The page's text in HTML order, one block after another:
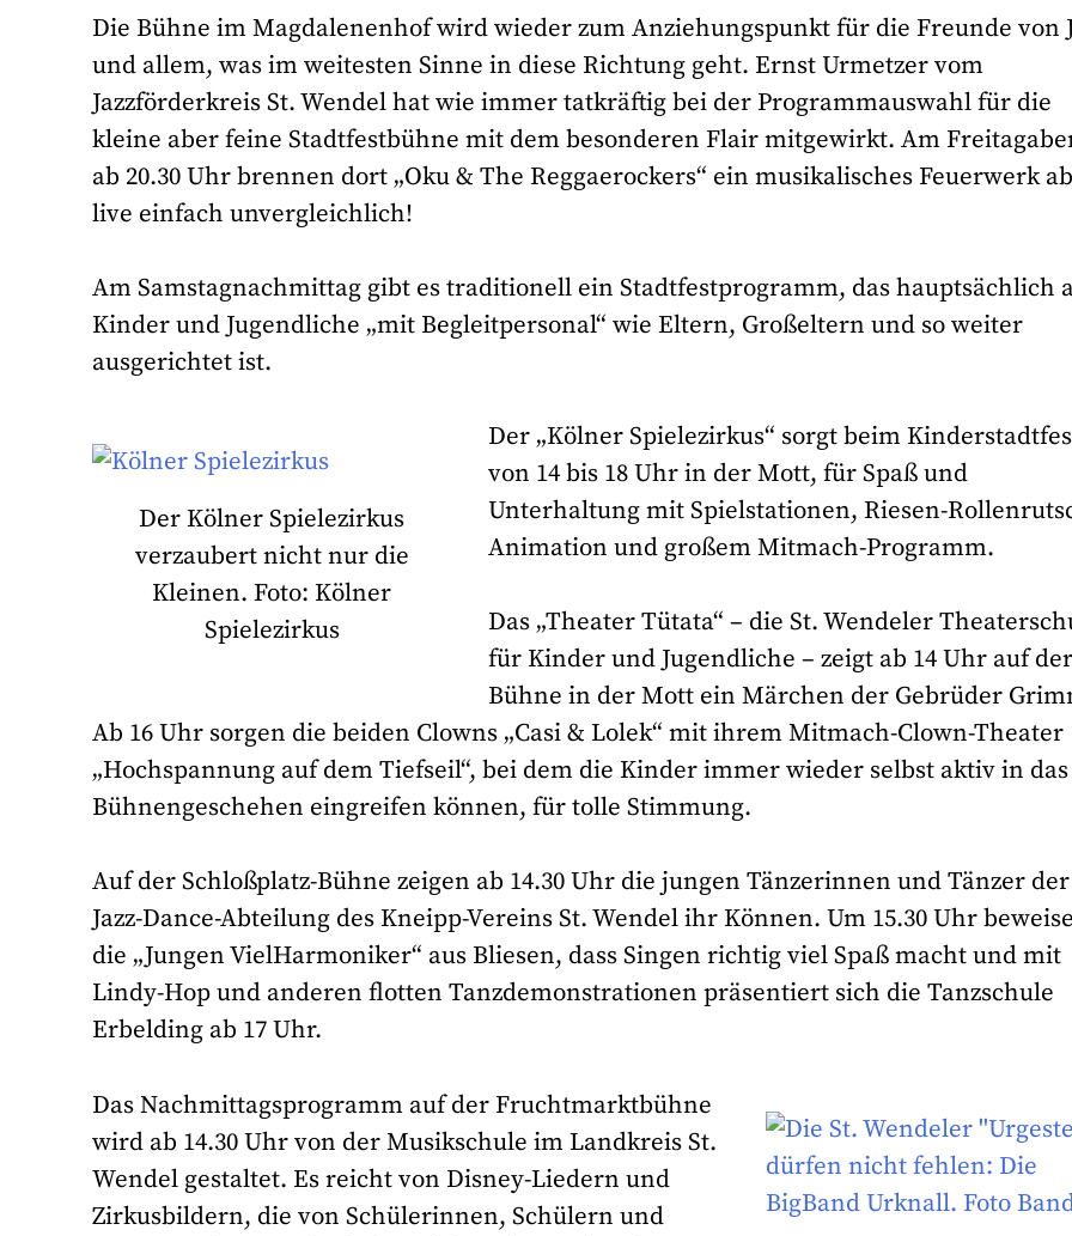
Die Bühne im Magdalenenhof wird wieder zum Anziehungspunkt für die Freunde von
und allem, was im weitesten Sinne in diese Richtung geht. Ernst Urmetzer vom
Jazzförderkreis St. Wendel hat wie immer tatkräftig bei der Programmauswahl für die
kleine aber feine Stadtfestbühne mit dem besonderen Flair mitgewirkt. Am
ab 20.30 Uhr brennen dort „Oku & The Reggaerockers“ ein musikalisches Feuerwerk
live einfach unvergleichlich!
Am Samstagnachmittag gibt es traditionell ein Stadtfestprogramm, das hauptsächlich
Kinder und Jugendliche „mit Begleitpersonal“ wie Eltern, Großeltern und so weiter
ausgerichtet ist.
Der Kölner Spielezirkus
verzaubert nicht nur die
Kleinen. Foto: Kölner
Spielezirkus
Der „Kölner Spielezirkus“ sorgt beim
von 14 bis 18 Uhr in der Mott, für Spaß und
Unterhaltung mit Spielstationen, Riesen-
Animation und großem Mitmach-Programm.
Das „Theater Tütata“ – die St. Wendeler
für Kinder und Jugendliche – zeigt ab 14 Uhr auf der
Bühne in der Mott ein Märchen der Gebrüder
Ab 16 Uhr sorgen die beiden Clowns „Casi & Lolek“ mit ihrem Mitmach-Clown-Theater
„Hochspannung auf dem Tiefseil“, bei dem die Kinder immer wieder selbst aktiv in das
Bühnengeschehen eingreifen können, für tolle Stimmung.
Auf der Schloßplatz-Bühne zeigen ab 14.30 Uhr die jungen Tänzerinnen und Tänzer der
Jazz-Dance-Abteilung des Kneipp-Vereins St. Wendel ihr Können. Um 15.30 Uhr
die „Jungen VielHarmoniker“ aus Bliesen, dass Singen richtig viel Spaß macht und mit
Lindy-Hop und anderen flotten Tanzdemonstrationen präsentiert sich die Tanzschule
Erbelding ab 17 Uhr.
Das Nachmittagsprogramm auf der Fruchtmarktbühne
wird ab 14.30 Uhr von der Musikschule im Landkreis St.
Wendel gestaltet. Es reicht von Disney-Liedern und
Zirkusbildern, die von Schülerinnen, Schülern und